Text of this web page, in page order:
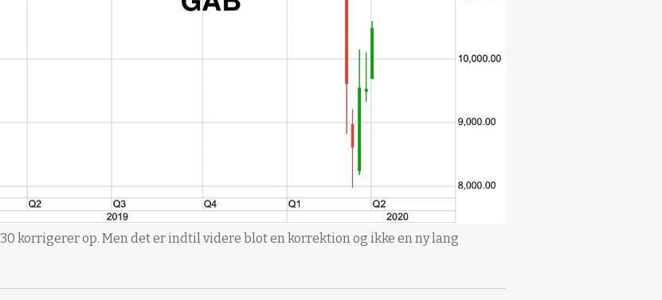
korrigerer op. Men det er indtil videre blot en korrektion og ikke en ny lang